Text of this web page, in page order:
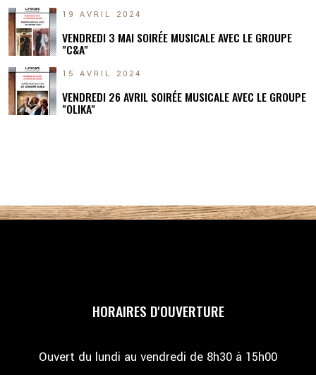
19 AVRIL 2024
VENDREDI 3 MAI SOIRÉE MUSICALE AVEC LE GROUPE
"C&A"
15 AVRIL 2024
VENDREDI 26 AVRIL SOIRÉE MUSICALE AVEC LE GROUPE
"OLIKA"
HORAIRES D'OUVERTURE
Ouvert du lundi au vendredi de 8h30 à 15h00